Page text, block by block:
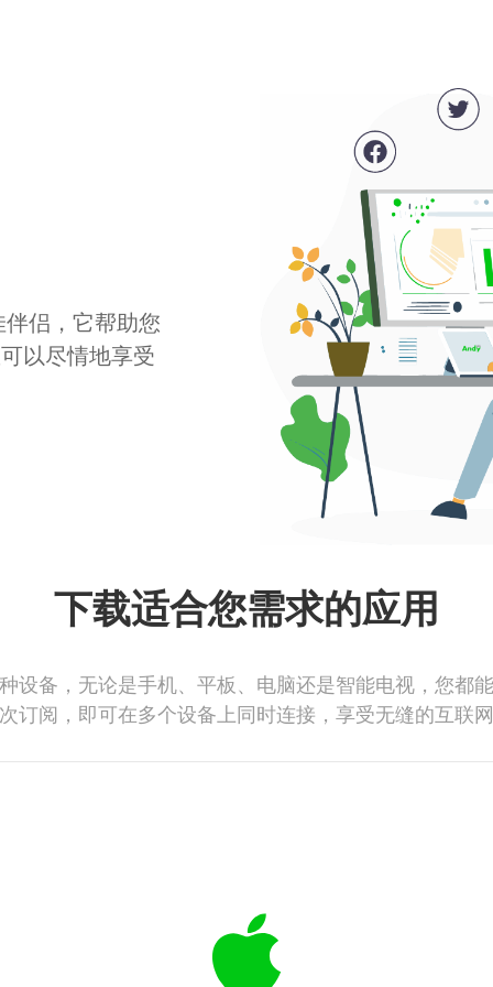
侣，它帮助您
以尽情地享受
下载适合您需求的应用
设备，无论是手机、平板、电脑还是智能电视，您都
订阅，即可在多个设备上同时连接，享受无缝的互联